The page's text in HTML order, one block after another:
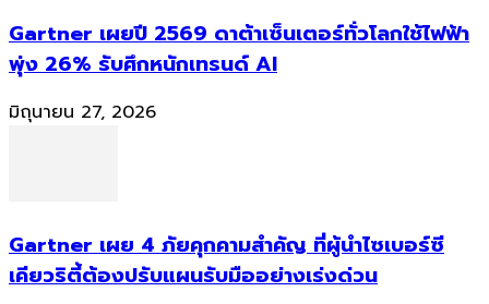
Gartner เผยปี 2569 ดาต้าเซ็นเตอร์ทั่วโลกใช้ไฟฟ้า
พุ่ง 26% รับศึกหนักเทรนด์ AI
มิถุนายน 27, 2026
Gartner เผย 4 ภัยคุกคามสำคัญ ที่ผู้นำไซเบอร์ซี
เคียวริตี้ต้องปรับแผนรับมืออย่างเร่งด่วน